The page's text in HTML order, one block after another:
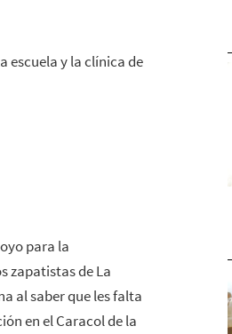
escuela y la clínica de
para la
zapatistas de La
al saber que les falta
en el Caracol de la